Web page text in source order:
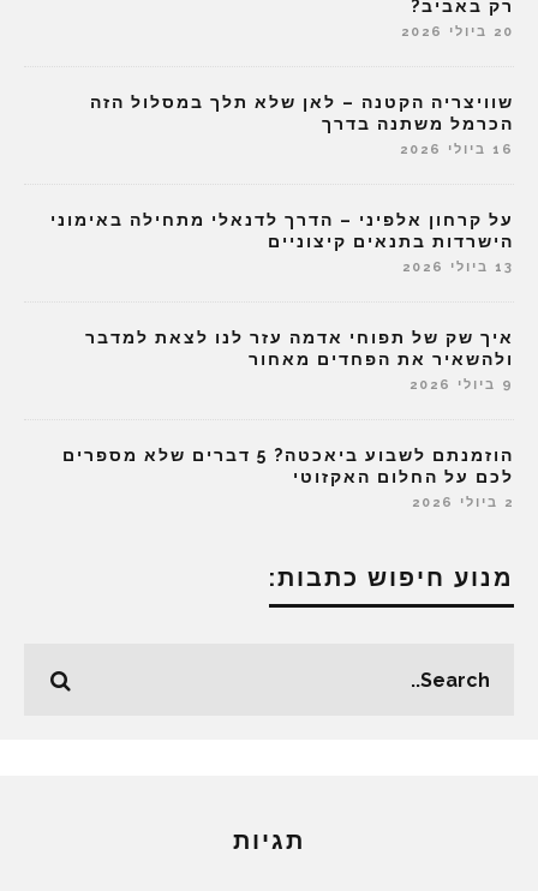
רק באביב?
20 ביולי 2026
שוויצריה הקטנה – לאן שלא תלך במסלול הזה
הכרמל משתנה בדרך
16 ביולי 2026
על קרחון אלפיני – הדרך לדנאלי מתחילה באימוני
הישרדות בתנאים קיצוניים
13 ביולי 2026
איך שק של תפוחי אדמה עזר לנו לצאת למדבר
ולהשאיר את הפחדים מאחור
9 ביולי 2026
הוזמנתם לשבוע ביאכטה? 5 דברים שלא מספרים
לכם על החלום האקזוטי
2 ביולי 2026
מנוע חיפוש כתבות:
תגיות